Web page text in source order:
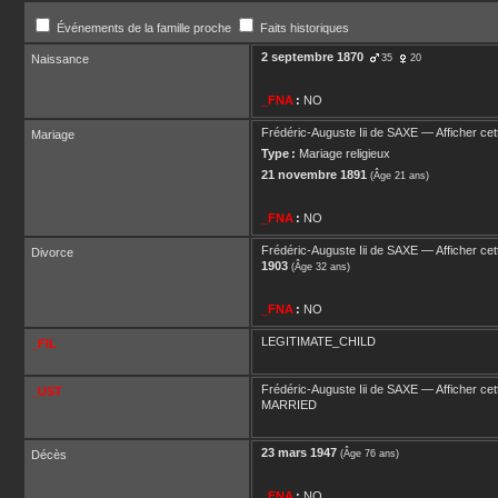
Événements de la famille proche Faits historiques
Naissance 2 septembre 1870 35 20
_FNA : NO
Mariage Frédéric-Auguste Iii de SAXE —Afficher
Type : Mariage religieux
21 novembre 1891 (Âge 21 ans)
_FNA : NO
Divorce Frédéric-Auguste Iii de SAXE —Afficher
1903 (Âge 32 ans)
_FNA : NO
_FIL LEGITIMATE_CHILD
_UST Frédéric-Auguste Iii de SAXE —Afficher
MARRIED
Décès 23 mars 1947 (Âge 76 ans)